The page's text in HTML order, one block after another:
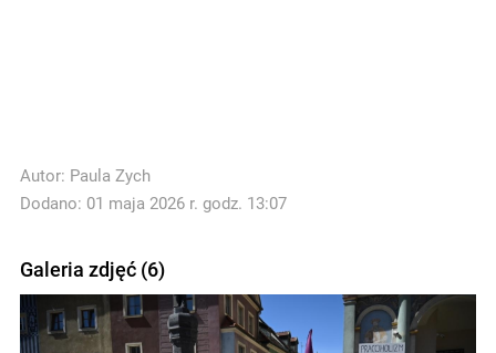
Autor: Paula Zych
Dodano: 01 maja 2026 r. godz. 13:07
Galeria zdjęć (6)